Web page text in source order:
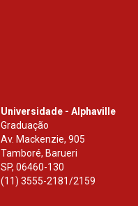
Universidade - Alphaville
Graduação
Av. Mackenzie, 905
Tamboré, Barueri
SP,06460-130
(11) 3555-2181/2159